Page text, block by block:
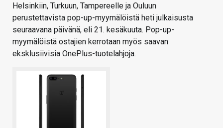
Helsinkiin, Turkuun, Tampereelle ja Ouluun
perustettavista pop-up-myymälöistä heti julkaisusta
seuraavana päivänä, eli 21. kesäkuuta. Pop-up-
myymälöistä ostajien kerrotaan myös saavan
eksklusiivisia OnePlus-tuotelahjoja.